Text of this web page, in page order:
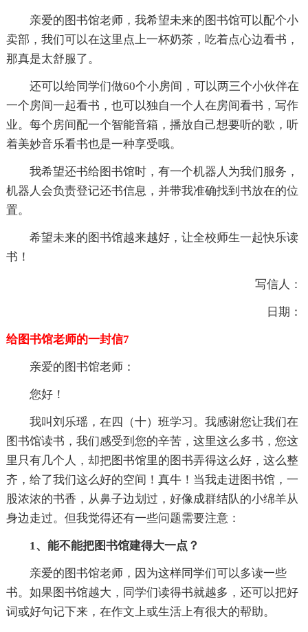
亲爱的图书馆老师，我希望未来的图书馆可以配个小
卖部，我们可以在这里点上一杯奶茶，吃着点心边看书，
那真是太舒服了。
还可以给同学们做60个小房间，可以两三个小伙伴在
一个房间一起看书，也可以独自一个人在房间看书，写作
业。每个房间配一个智能音箱，播放自己想要听的歌，听
着美妙音乐看书也是一种享受哦。
我希望还书给图书馆时，有一个机器人为我们服务，
机器人会负责登记还书信息，并带我准确找到书放在的位
置。
希望未来的图书馆越来越好，让全校师生一起快乐读
书！
写信人：
日期：
给图书馆老师的一封信7
亲爱的图书馆老师：
您好！
我叫刘乐瑶，在四（十）班学习。我感谢您让我们在
图书馆读书，我们感受到您的辛苦，这里这么多书，您这
里只有几个人，却把图书馆里的图书弄得这么好，这么整
齐，给了我们这么好的空间！真牛！当我走进图书馆，一
股浓浓的书香，从鼻子边划过，好像成群结队的小绵羊从
身边走过。但我觉得还有一些问题需要注意：
1、能不能把图书馆建得大一点？
亲爱的图书馆老师，因为这样同学们可以多读一些
书。如果图书馆越大，同学们读得书就越多，还可以把好
词或好句记下来，在作文上或生活上有很大的帮助。